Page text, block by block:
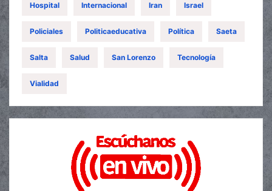
Hospital Internacional Iran Israel
Policiales Politicaeducativa Política Saeta
Salta Salud San Lorenzo Tecnología
Vialidad